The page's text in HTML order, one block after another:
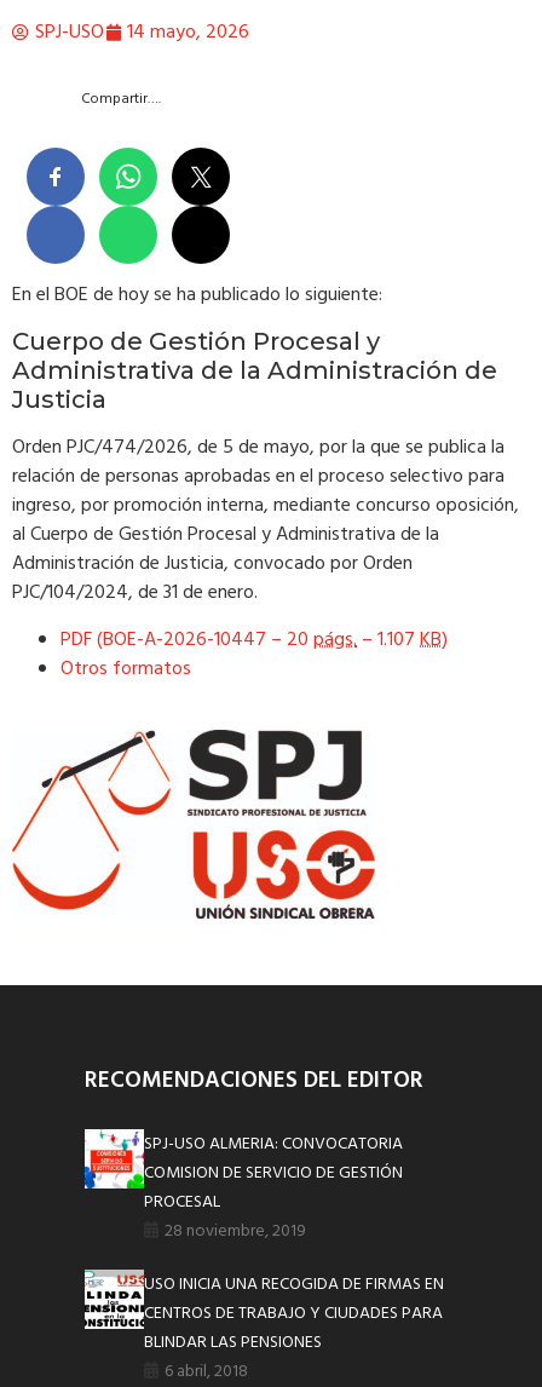
SPJ-USO 14 mayo, 2026
Compartir….
En el BOE de hoy se ha publicado lo siguiente:
Cuerpo de Gestión Procesal y
Administrativa de la Administración de
Justicia
Orden PJC/474/2026, de 5 de mayo, por la que se publica la
relación de personas aprobadas en el proceso selectivo para
ingreso, por promoción interna, mediante concurso oposición,
al Cuerpo de Gestión Procesal y Administrativa de la
Administración de Justicia, convocado por Orden
PJC/104/2024, de 31 de enero.
PDF (BOE-A-2026-10447 – 20págs.– 1.107KB)
Otros formatos
RECOMENDACIONES DEL EDITOR
SPJ-USO ALMERIA: CONVOCATORIA
COMISION DE SERVICIO DE GESTIÓN
PROCESAL
28 noviembre, 2019
USO INICIA UNA RECOGIDA DE FIRMAS EN
CENTROS DE TRABAJO Y CIUDADES PARA
BLINDAR LAS PENSIONES
6 abril, 2018